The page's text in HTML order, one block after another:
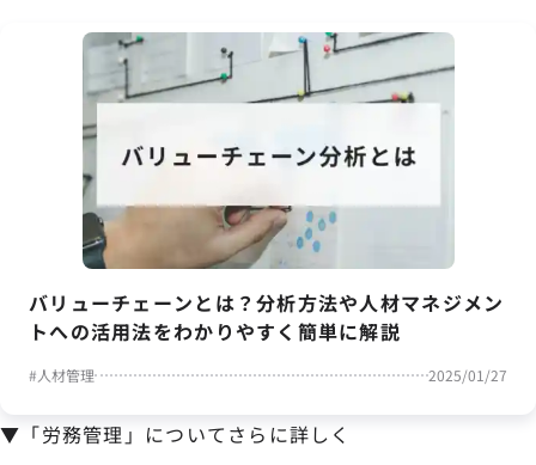
バリューチェーンとは？分析方法や人材マネジメン
トへの活用法をわかりやすく簡単に解説
#人材管理 2025/01/27
▼「労務管理」についてさらに詳しく